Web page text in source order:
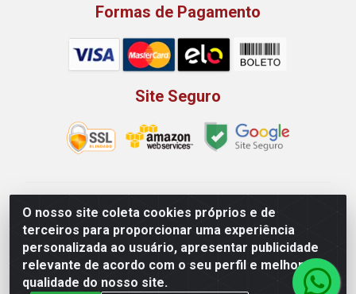
O nosso site coleta cookies próprios e de
terceiros para proporcionar uma experiência
personalizada ao usuário, apresentar publicidade
relevante de acordo com o seu perfil e melhorar a
qualidade do nosso site.
Formas de Pagamento
Site Seguro
Rio Vermelho Distribuição de Alimentos LTDA - Rodovia
BR, 153, KM 52 N 00 QD 00 LT 16 - Bairro Jardim
Eldorado, Anápolis/GO - CEP 75.045-190 - CNPJ
10.912.900/0002-40